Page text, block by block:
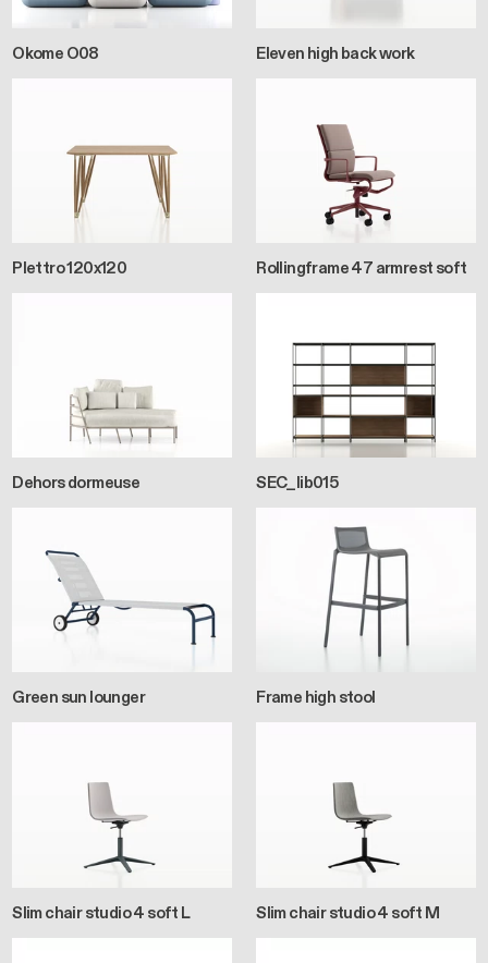
Okome O08 Eleven high back work
Plettro 120x120 Rollingframe 47 armrest soft
Dehors dormeuse SEC_lib015
Green sun lounger Frame high stool
Slim chair studio 4 soft L Slim chair studio 4 soft M